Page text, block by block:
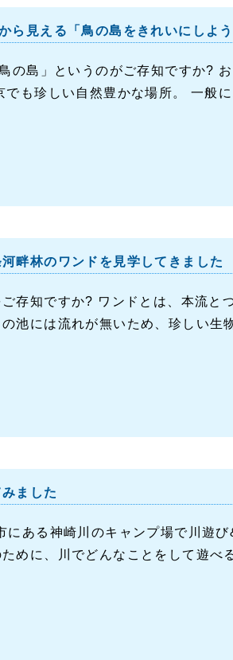
ら見える「鳥の島をきれいにしよう
の島」というのがご存知ですか?
も珍しい自然豊かな場所。 一般
畔林のワンドを見学してきました
存知ですか? ワンドとは、本流と
池には流れが無いため、珍しい生
ました
ある神崎川のキャンプ場で川遊
めに、川でどんなことをして遊べ